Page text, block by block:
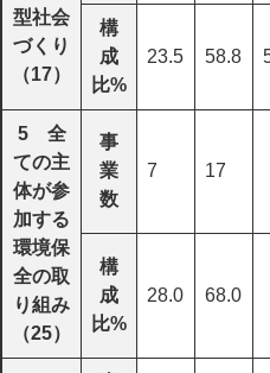
型社会
づくり
（17）
構
成
比%
23.5 58.8
5 全
ての主
体が参
加する
環境保
全の取
り組み
（25）
事
業
数
7 17
構
成
比%
28.0 68.0